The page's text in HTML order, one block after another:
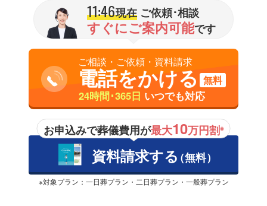
11:46現在ご依頼･相談
すぐにご案内可能です
ご相談・ご依頼・資料請求
電話をかける 無料
24時間･365日 いつでも対応
お申込みで葬儀費用が最大10万円割※
資料請求する（無料）
※対象プラン：一日葬プラン・二日葬プラン・一般葬プラン